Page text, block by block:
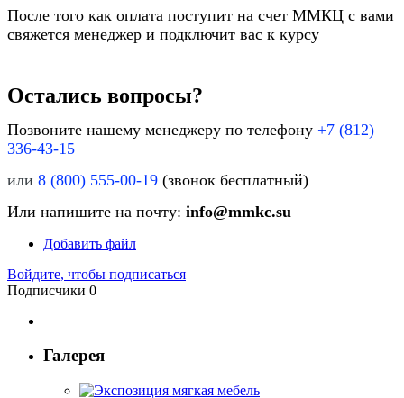
После того как оплата поступит на счет ММКЦ с вами
свяжется менеджер и подключит вас к курсу
Остались вопросы?
Позвоните нашему менеджеру по телефону +7 (812)
336-43-15
или 8 (800) 555-00-19 (звонок бесплатный)
Или напишите на почту: info@mmkc.su
Добавить файл
Войдите, чтобы подписаться
Подписчики 0
Галерея